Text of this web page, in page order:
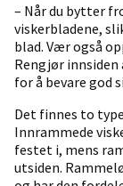
– Når du bytter
viskerbladene,
blad. Vær også
Rengjør
for å bevare god
Det finnes to
Innrammede
festet i, mens
utsiden.